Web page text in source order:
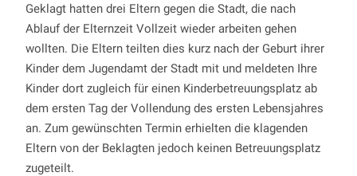
Geklagt hatten drei Eltern gegen die Stadt, die nach
Ablauf der Elternzeit Vollzeit wieder arbeiten gehen
wollten. Die Eltern teilten dies kurz nach der Geburt ihrer
Kinder dem Jugendamt der Stadt mit und meldeten Ihre
Kinder dort zugleich für einen Kinderbetreuungsplatz ab
dem ersten Tag der Vollendung des ersten Lebensjahres
an. Zum gewünschten Termin erhielten die klagenden
Eltern von der Beklagten jedoch keinen Betreuungsplatz
zugeteilt.